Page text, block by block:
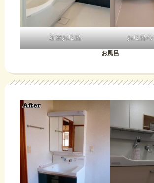
新築お風呂 お風呂
お風呂